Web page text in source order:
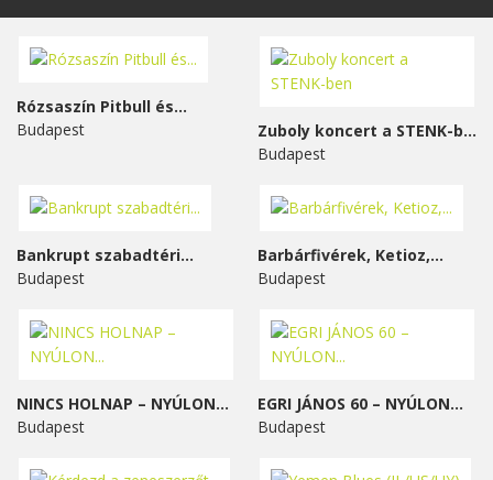
Rózsaszín Pitbull és...
Budapest
Zuboly koncert a STENK-ben
Budapest
Bankrupt szabadtéri...
Budapest
Barbárfivérek, Ketioz,...
Budapest
NINCS HOLNAP – NYÚLON...
Budapest
EGRI JÁNOS 60 – NYÚLON...
Budapest